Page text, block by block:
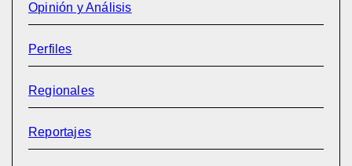
Opinión y Análisis
Perfiles
Regionales
Reportajes